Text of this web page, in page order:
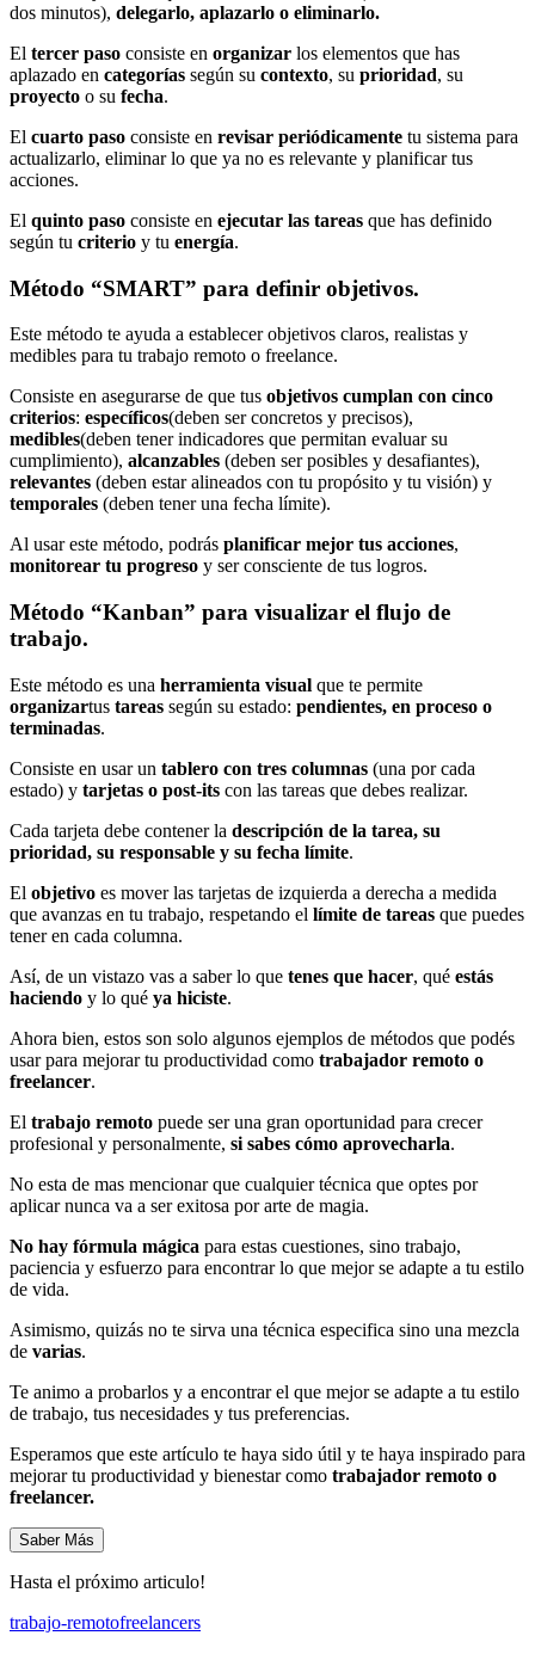
dos minutos), delegarlo, aplazarlo o eliminarlo.
El tercer paso consiste en organizar los elementos que has
aplazado en categorías según su contexto, su prioridad, su
proyecto o su fecha.
El cuarto paso consiste en revisar periódicamente tu sistema para
actualizarlo, eliminar lo que ya no es relevante y planificar tus
acciones.
El quinto paso consiste en ejecutar las tareas que has definido
según tu criterio y tu energía.
Método “SMART” para definir objetivos.
Este método te ayuda a establecer objetivos claros, realistas y
medibles para tu trabajo remoto o freelance.
Consiste en asegurarse de que tus objetivos cumplan con cinco
criterios: específicos(deben ser concretos y precisos),
medibles(deben tener indicadores que permitan evaluar su
cumplimiento), alcanzables (deben ser posibles y desafiantes),
relevantes (deben estar alineados con tu propósito y tu visión) y
temporales (deben tener una fecha límite).
Al usar este método, podrás planificar mejor tus acciones,
monitorear tu progreso y ser consciente de tus logros.
Método “Kanban” para visualizar el flujo de
trabajo.
Este método es una herramienta visual que te permite
organizartus tareas según su estado: pendientes, en proceso o
terminadas.
Consiste en usar un tablero con tres columnas (una por cada
estado) y tarjetas o post-its con las tareas que debes realizar.
Cada tarjeta debe contener la descripción de la tarea, su
prioridad, su responsable y su fecha límite.
El objetivo es mover las tarjetas de izquierda a derecha a medida
que avanzas en tu trabajo, respetando el límite de tareas que puedes
tener en cada columna.
Así, de un vistazo vas a saber lo que tenes que hacer, qué estás
haciendo y lo qué ya hiciste.
Ahora bien, estos son solo algunos ejemplos de métodos que podés
usar para mejorar tu productividad como trabajador remoto o
freelancer.
El trabajo remoto puede ser una gran oportunidad para crecer
profesional y personalmente, si sabes cómo aprovecharla.
No esta de mas mencionar que cualquier técnica que optes por
aplicar nunca va a ser exitosa por arte de magia.
No hay fórmula mágica para estas cuestiones, sino trabajo,
paciencia y esfuerzo para encontrar lo que mejor se adapte a tu estilo
de vida.
Asimismo, quizás no te sirva una técnica especifica sino una mezcla
de varias.
Te animo a probarlos y a encontrar el que mejor se adapte a tu estilo
de trabajo, tus necesidades y tus preferencias.
Esperamos que este artículo te haya sido útil y te haya inspirado para
mejorar tu productividad y bienestar como trabajador remoto o
freelancer.
Saber Más
Hasta el próximo articulo!
trabajo-remotofreelancers